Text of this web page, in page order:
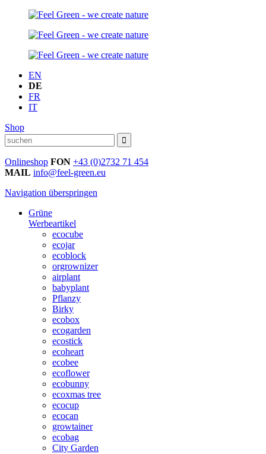
EN
DE
FR
IT
Shop
Onlineshop FON +43 (0)2732 71 454
MAIL info@feel-green.eu
Navigation überspringen
Grüne
Werbeartikel
ecocube
ecojar
ecoblock
orgrownizer
airplant
babyplant
Pflanzy
Birky
ecobox
ecogarden
ecostick
ecoheart
ecobee
ecoflower
ecobunny
ecoxmas tree
ecocup
ecocan
growtainer
ecobag
City Garden